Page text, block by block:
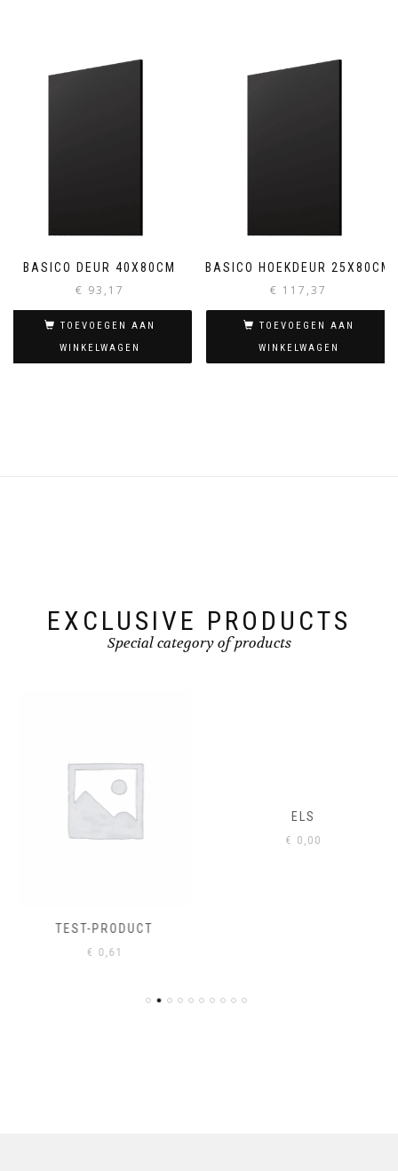
BASICO DEUR 40X80CM
€ 93,17
TOEVOEGEN AAN
WINKELWAGEN
BASICO HOEKDEUR 25X80CM
€ 117,37
TOEVOEGEN AAN
WINKELWAGEN
EXCLUSIVE PRODUCTS
Special category of products
TEST-PRODUCT
€0,61
ELS
€0,00